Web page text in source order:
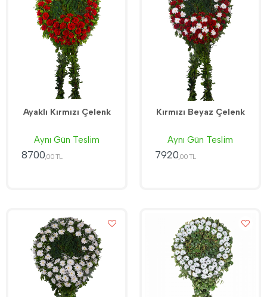
Ayaklı Kırmızı Çelenk
Aynı Gün Teslim
8700,00 TL
Kırmızı Beyaz Çelenk
Aynı Gün Teslim
7920,00 TL